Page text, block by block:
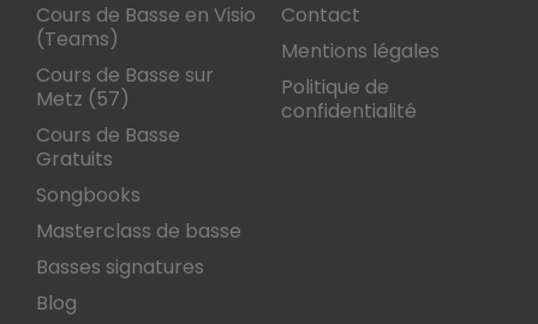
Cours de Basse en Visio
(Teams)
Cours de Basse sur
Metz (57)
Cours de Basse
Gratuits
Songbooks
Masterclass de basse
Basses signatures
Blog
Contact
Mentions légales
Politique de
confidentialité